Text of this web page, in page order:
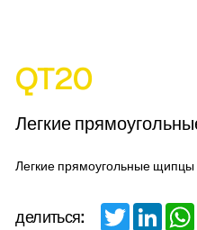
QT20
Легкие
Легкие прямоугольные щипцы
делиться: Twitter